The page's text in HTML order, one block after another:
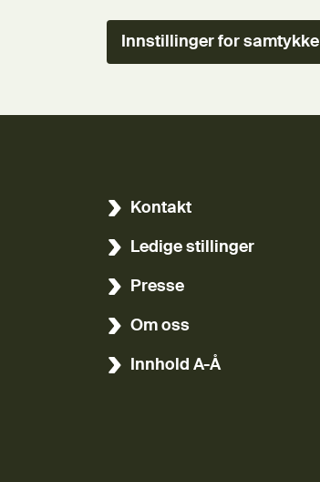
Innstillinger for samtykke
Kontakt
Ledige stillinger
Presse
Om oss
Innhold A-Å